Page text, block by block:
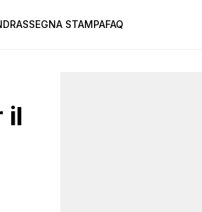
RASSEGNA STAMPAFAQ
il